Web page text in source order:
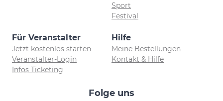
Sport
Festival
Für Veranstalter
Jetzt kostenlos starten
Veranstalter-Login
Infos Ticketing
Hilfe
Meine Bestellungen
Kontakt & Hilfe
Folge uns